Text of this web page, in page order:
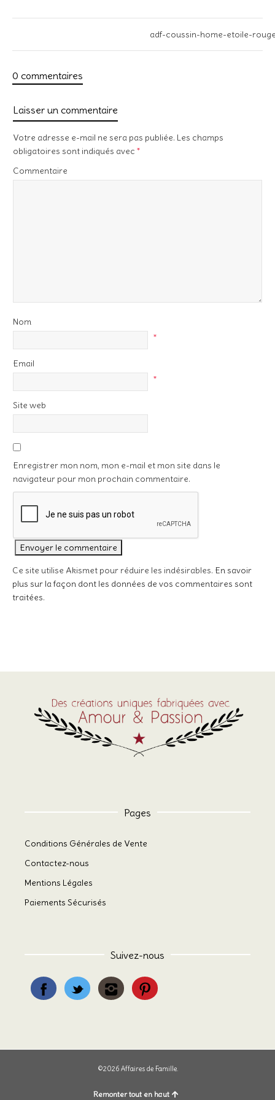
adf-coussin-home-etoile-
0 commentaires
Laisser un commentaire
Votre adresse e-mail ne sera pas publiée. Les champs
obligatoires sont indiqués avec *
Commentaire
Nom
*
Email
*
Site web
Enregistrer mon nom, mon e-mail et mon site dans le
navigateur pour mon prochain commentaire.
Ce site utilise Akismet pour réduire les indésirables. En savoir
plus sur la façon dont les données de vos commentaires sont
traitées.
Pages
Conditions Générales de Vente
Contactez-nous
Mentions Légales
Paiements Sécurisés
Suivez-nous
©2026 Affaires de Famille.
Remonter tout en haut